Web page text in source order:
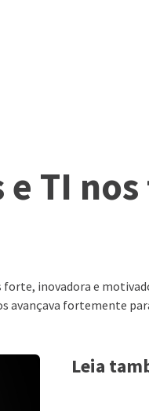
TI nos
inovadora e
avançava fortemente
Leia